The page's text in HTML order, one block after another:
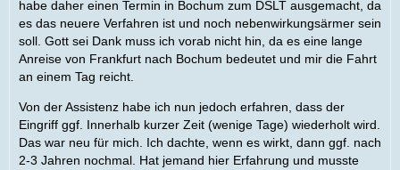
habe daher einen Termin in Bochum zum DSLT ausgemacht, da
es das neuere Verfahren ist und noch nebenwirkungsärmer sein
soll. Gott sei Dank muss ich vorab nicht hin, da es eine lange
Anreise von Frankfurt nach Bochum bedeutet und mir die Fahrt
an einem Tag reicht.
Von der Assistenz habe ich nun jedoch erfahren, dass der
Eingriff ggf. Innerhalb kurzer Zeit (wenige Tage) wiederholt wird.
Das war neu für mich. Ich dachte, wenn es wirkt, dann ggf. nach
2-3 Jahren nochmal. Hat jemand hier Erfahrung und musste